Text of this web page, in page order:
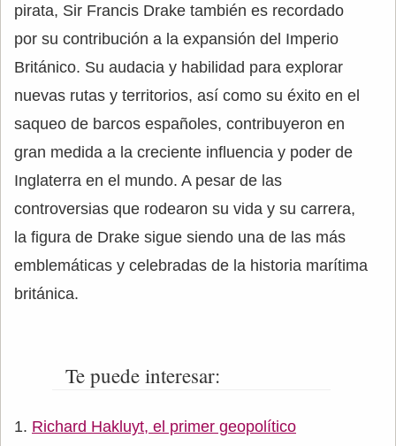
pirata, Sir Francis Drake también es recordado
por su contribución a la expansión del Imperio
Británico. Su audacia y habilidad para explorar
nuevas rutas y territorios, así como su éxito en el
saqueo de barcos españoles, contribuyeron en
gran medida a la creciente influencia y poder de
Inglaterra en el mundo. A pesar de las
controversias que rodearon su vida y su carrera,
la figura de Drake sigue siendo una de las más
emblemáticas y celebradas de la historia marítima
británica.
Te puede interesar:
Richard Hakluyt, el primer geopolítico